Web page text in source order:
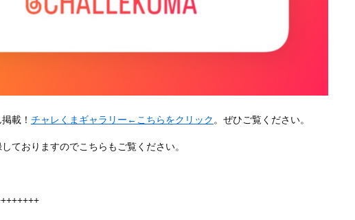
載！ チャレくまギャラリー←こちらをクリック 。ぜひご覧ください。
ておりますのでこちらもご覧ください。